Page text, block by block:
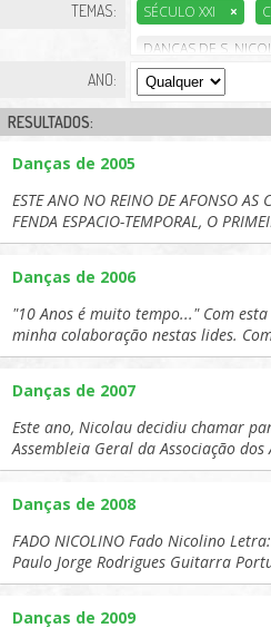
TEMAS:
SÉCULO XXI ×
DANÇAS DE S.
ANO:
RESULTADOS:
Danças de 2005
ESTE ANO NO REINO DE AFONSO AS
FENDA ESPACIO-TEMPORAL, O
Danças de 2006
"10 Anos é muito tempo..." Com
minha colaboração nestas lides.
Danças de 2007
Este ano, Nicolau decidiu chamar
Assembleia Geral da Associação dos
Danças de 2008
FADO NICOLINO Fado Nicolino
Paulo Jorge Rodrigues Guitarra
Danças de 2009